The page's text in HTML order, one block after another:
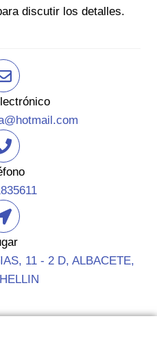
discutir los detalles.
11 - 2 D, ALBACETE,